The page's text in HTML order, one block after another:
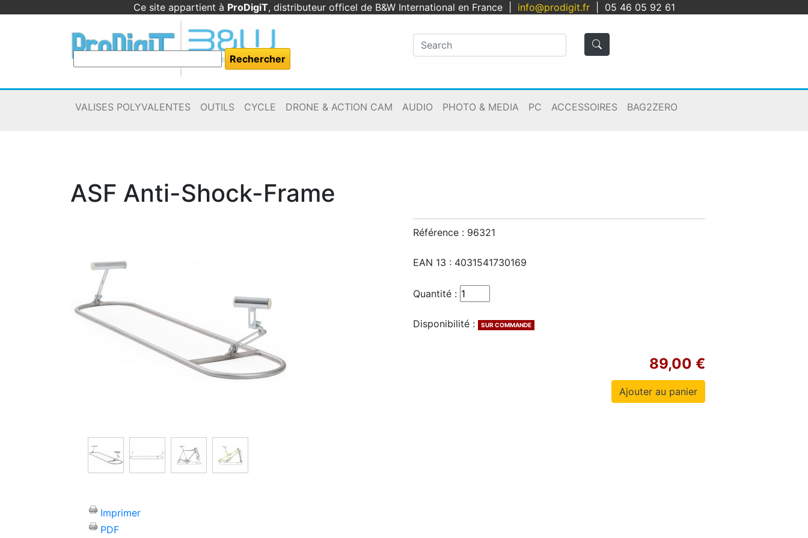
Ce site appartient à ProDigiT, distributeur officel de B&W International en France| info@prodigit.fr| 05 46 05 92 61
Panier
VALISES POLYVALENTES OUTILS CYCLE DRONE & ACTION CAM AUDIO PHOTO & MEDIA PC ACCESSOIRES BAG2ZERO
ASF Anti-Shock-Frame
Imprimer
PDF
Référence : 96321
EAN 13 : 4031541730169
Quantité :
Disponibilité : SUR COMMANDE
89,00 €